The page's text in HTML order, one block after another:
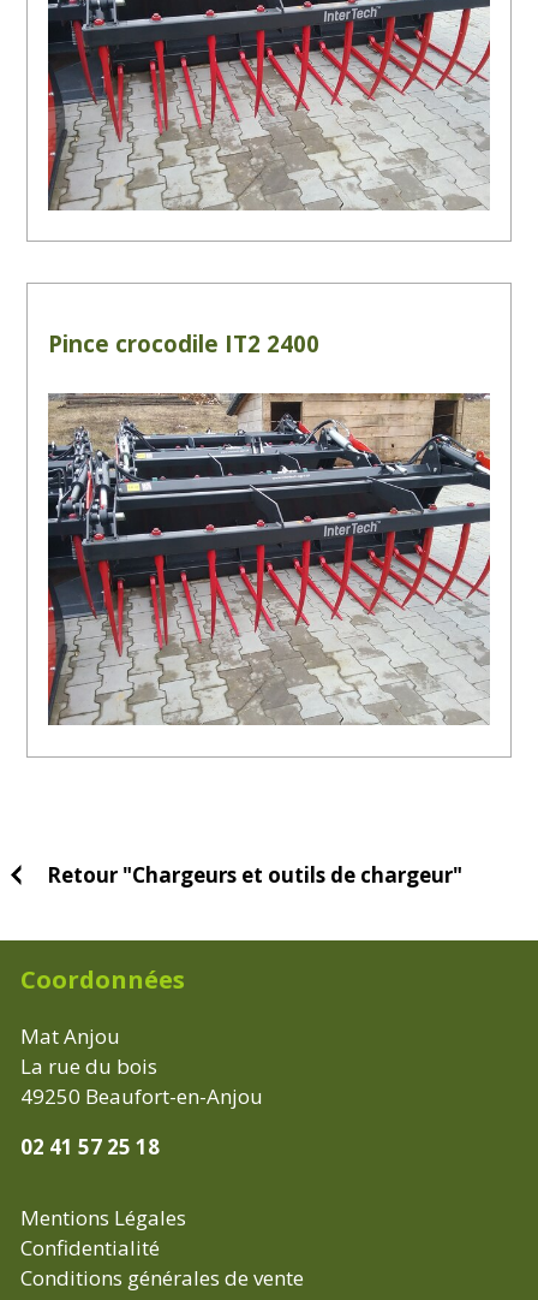
Pince crocodile IT2 2400
Retour "Chargeurs et outils de chargeur"
Coordonnées
Mat Anjou
La rue du bois
49250 Beaufort-en-Anjou
02 41 57 25 18
Mentions Légales
Confidentialité
Conditions générales de vente